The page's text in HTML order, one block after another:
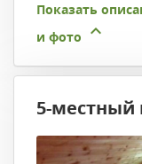
Показать
и фото
5-местный